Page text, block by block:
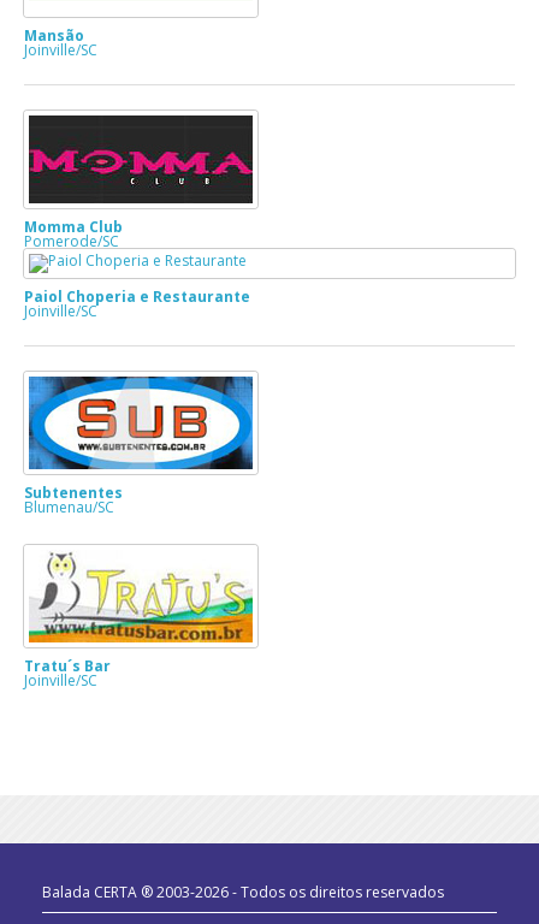
Mansão
Joinville/SC
Momma Club
Pomerode/SC
Paiol Choperia e Restaurante
Joinville/SC
Subtenentes
Blumenau/SC
Tratu´s Bar
Joinville/SC
Balada CERTA ® 2003-2026 - Todos os direitos reservados